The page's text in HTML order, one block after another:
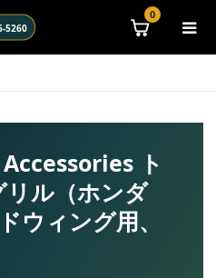
0
5260
ト
ル（ホンダ
ウィング用、